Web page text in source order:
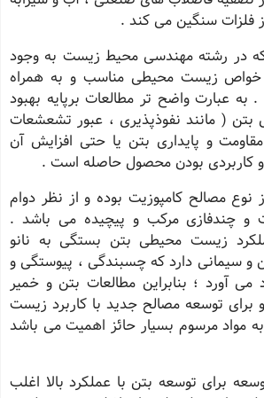
فلزات سنگین می کند .
در رشته مهندسی محیط زیست به وجود
خواص زیست محیطی مناسب و به همراه
به عبارت واضح تر مطالعات برپایه بهبود
( مانند نفوذپذیری ، عبور تشعشعات
و پایداری بتن یا حتی افزایش آن
کاربردی بودن محصول حاصله است .
نوع مصالح کامپوزیت بوده و از نظر دوام
و چندفازی مرکب و پیچیده می باشد .
زیست محیطی بتن بستگی به نانو
و سیمانی دارد که چسبندگی ، پیوستگی و
می آورد ؛ بنابراین مطالعات بتن و خمیر
برای توسعه مصالح جدید با کاربرد زیست
مواد مرسوم بسیار حائز اهمیت می باشد
برای توسعه بتن با عملکرد بالا اغلب